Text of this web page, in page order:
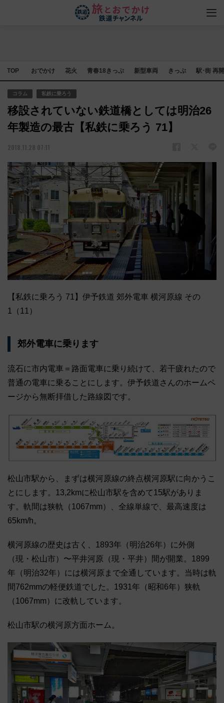
TOP おでかけ 花火 青春18きっぷ 新型車両 きっぷ 駅･街 再
コラム 私鉄に乗ろう
移設されていない鉄道橋としては明治26
年製造の最古【私鉄に乗ろう 71】
2018.11.28 07:11
【私鉄に乗ろう 71】伊予鉄道 郊外電車 横河原線 その
1（11）
郊外電車に乗ります
流石に市内電車＝路面電車に乗り続けて、若干疲れたので
普通の電車に乗ることにします。伊予鉄道さんのホームペ
ージから無断拝借した路線図です。
松山市駅から、まずは横河原線の終点横河原駅に向かうこ
とにします。13,2kmに松山市駅を含めて15駅がありま
す。軌間は狭軌（1067mm）、全線単線で、最高速度は
65km/h。
横河原線の歴史は古く、1893年（明治26年）に外側
（現・松山市）〜平井河原（現・平井）間が開業。1899
年（明治32年）には横河原まで全通しています。当時は軌
間762mmの軽便鉄道でした。1931年（昭和6年）狭軌
（1067mm）に改軌しています。
松山市駅の横河原方面ホーム。